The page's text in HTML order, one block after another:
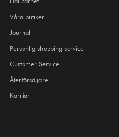
Våra butiker
Journal
Personlig shopping service
Customer Service
Återförsäljare
Karriär